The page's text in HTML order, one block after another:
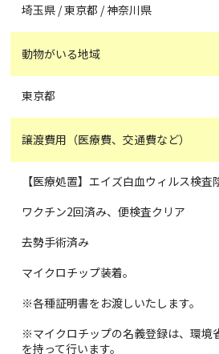
埼玉県 / 東京都 / 神奈川県
動物がいる地域
東京都
譲渡費用（医療費、交通費など）
【医療処置】エイズ白血ウィルス検査
ワクチン2回済み、便検査クリア
去勢手術済み
マイクロチップ装着。
※各種証明書をお渡しいたします。
※マイクロチップの名義登録は、環境
を持って行います。